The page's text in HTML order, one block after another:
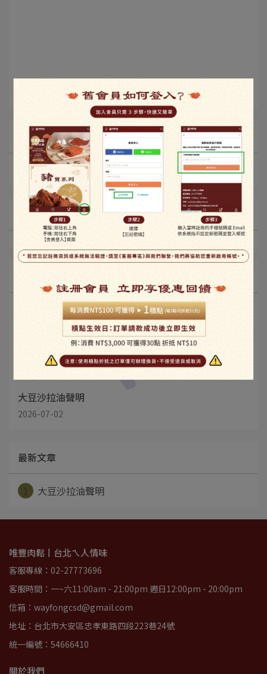
所有文章主題
最新動態
文章分類
大豆沙拉油聲明
2026-07-02
最新文章
大豆沙拉油聲明
唯豐肉鬆丨台北ㄟ人情味
客服專線：02-27773696
客服時間：一~六11:00am - 21:00pm 週日12:00pm - 20:00pm
信箱：wayfongcsd@gmail.com
地址：台北市大安區忠孝東路四段223巷24號
統一編號：54666410
關於我們